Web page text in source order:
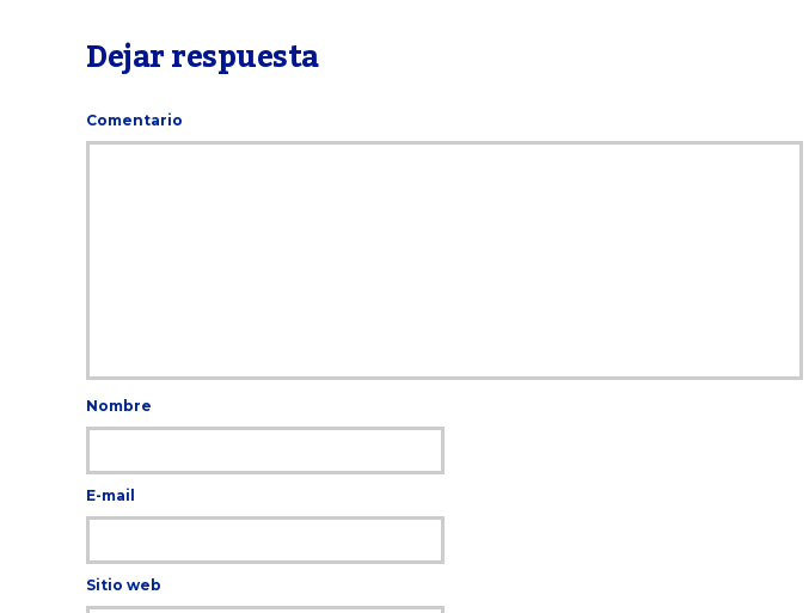
Dejar respuesta
Comentario
Nombre
E-mail
Sitio web